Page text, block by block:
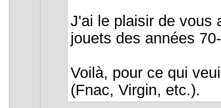
J'ai le plaisir de vous
jouets des années
Voilà, pour ce qui
(Fnac, Virgin, etc.).